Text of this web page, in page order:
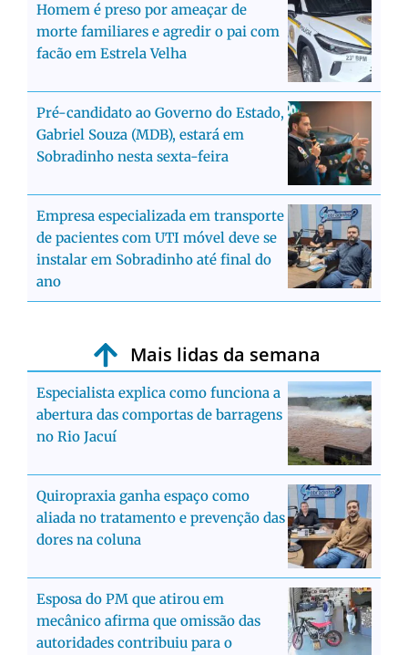
Homem é preso por ameaçar de
morte familiares e agredir o pai com
facão em Estrela Velha
Pré-candidato ao Governo do Estado,
Gabriel Souza (MDB), estará em
Sobradinho nesta sexta-feira
Empresa especializada em transporte
de pacientes com UTI móvel deve se
instalar em Sobradinho até final do
ano
Mais lidas da semana
Especialista explica como funciona a
abertura das comportas de barragens
no Rio Jacuí
Quiropraxia ganha espaço como
aliada no tratamento e prevenção das
dores na coluna
Esposa do PM que atirou em
mecânico afirma que omissão das
autoridades contribuiu para o